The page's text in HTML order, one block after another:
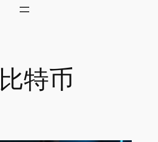
比特币